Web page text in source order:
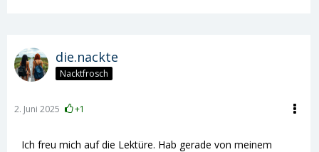
die.nackte
Nacktfrosch
2. Juni 2025 +1
Ich freu mich auf die Lektüre. Hab gerade von meinem